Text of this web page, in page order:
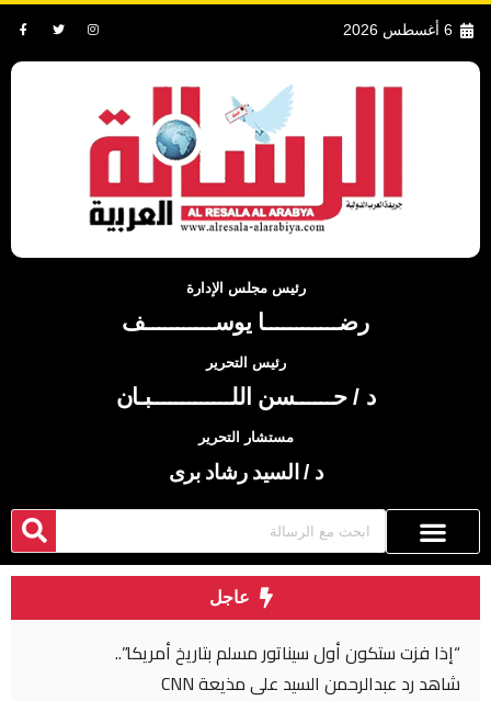
6 أغسطس 2026
رئيس مجلس الإدارة
رضــــــــــــا يوســـــــــــف
رئيس التحرير
د / حــــــسن اللـــــــــــــبـان
مستشار التحرير
د / السيد رشاد برى
عاجل
“إذا فزت ستكون أول سيناتور مسلم بتاريخ أمريكا”..
شاهد رد عبدالرحمن السيد على مذيعة CNN